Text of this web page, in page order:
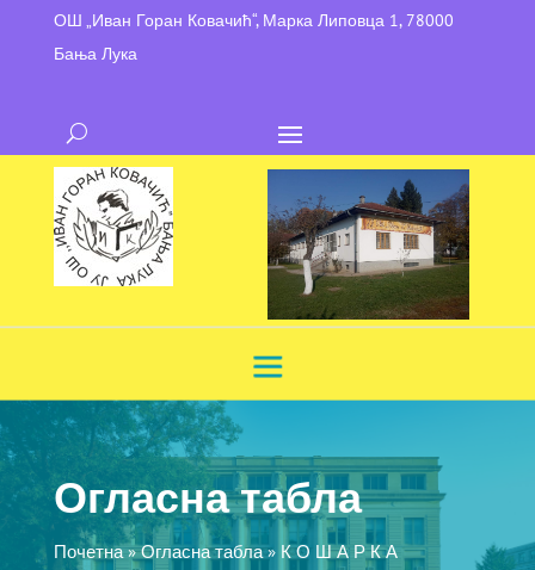
ОШ „Иван Горан Ковачић“, Марка Липовца 1, 78000
Бања Лука
Огласна табла
Почетна»Огласна табла» К О Ш А Р К А